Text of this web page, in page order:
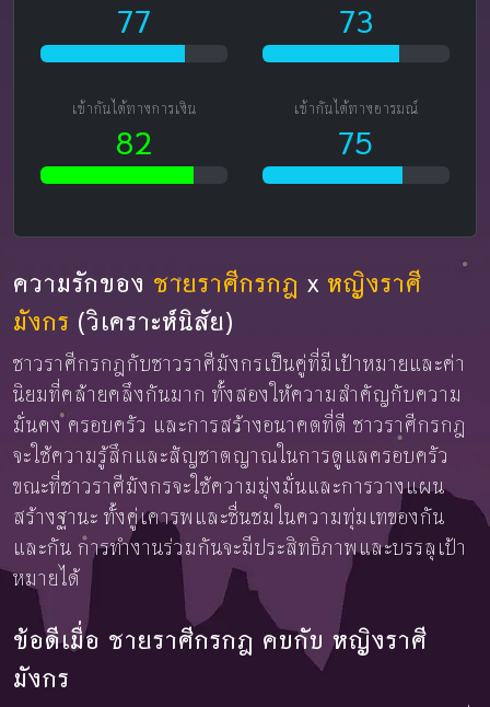
77 73
เข้ากันได้ทางการเงิน
82
เข้ากันได้ทางอารมณ์
75
ความรักของ ชายราศีกรกฎ x หญิงราศี
มังกร (วิเคราะห์นิสัย)
ชาวราศีกรกฎกับชาวราศีมังกรเป็นคู่ที่มีเป้าหมายและค่า
นิยมที่คล้ายคลึงกันมาก ทั้งสองให้ความสำคัญกับความ
มั่นคง ครอบครัว และการสร้างอนาคตที่ดี ชาวราศีกรกฎ
จะใช้ความรู้สึกและสัญชาตญาณในการดูแลครอบครัว
ขณะที่ชาวราศีมังกรจะใช้ความมุ่งมั่นและการวางแผน
สร้างฐานะ ทั้งคู่เคารพและชื่นชมในความทุ่มเทของกัน
และกัน การทำงานร่วมกันจะมีประสิทธิภาพและบรรลุเป้า
หมายได้
ข้อดีเมื่อ ชายราศีกรกฎ คบกับ หญิงราศี
มังกร